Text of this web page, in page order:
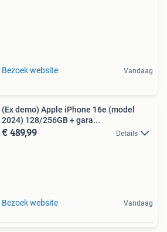
Bezoek website Vandaag
(Ex demo) Apple iPhone 16e (model
2024) 128/256GB + gara...
€ 489,99 Details
Bezoek website Vandaag